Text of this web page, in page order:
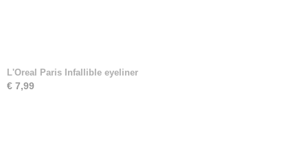
L'Oreal Paris Infallible eyeliner
€ 7,99